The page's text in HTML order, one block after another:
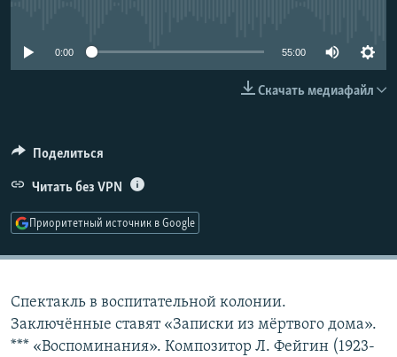
ПОДПИШИТЕСЬ НА РАССЫЛКУ
Все сайты РСЕ/РС
0:00 55:00
Скачать медиафайл
Поделиться
Читать без VPN
Приоритетный источник в Google
Спектакль в воспитательной колонии.
Заключённые ставят «Записки из мёртвого дома».
*** «Воспоминания». Композитор Л. Фейгин (1923-